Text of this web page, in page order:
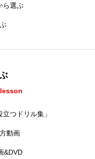
ら選ぶ
つドリル集」
動画
&DVD